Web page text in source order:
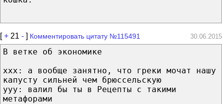
[+ 21 - ] Комментировать цитату №115491 30.06.2015
В ветке об экономике
xxx: а вообще занятно, что греки мочат нашу
капусту сильней чем брюссельскую
yyy: валил бы ты в Рецепты с такими
метафорами